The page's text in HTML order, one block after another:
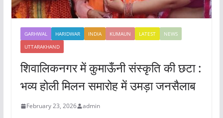
GARHWAL HARIDWAR INDIA KUMAUN LATEST
NEWS
UTTARAKHAND
शिवालिकनगर में कुमाऊँनी संस्कृति की छटा :
भव्य होली मिलन समारोह में उमड़ा जनसैलाब
February 23, 2026 admin